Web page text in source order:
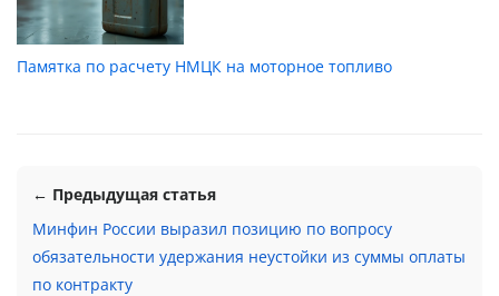
Памятка по расчету НМЦК на моторное топливо
← Предыдущая статья
Минфин России выразил позицию по вопросу
обязательности удержания неустойки из суммы оплаты
по контракту